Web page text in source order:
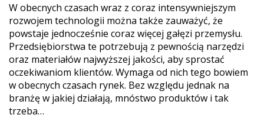
W obecnych czasach wraz z coraz intensywniejszym
rozwojem technologii można także zauważyć, że
powstaje jednocześnie coraz więcej gałęzi przemysłu.
Przedsiębiorstwa te potrzebują z pewnością narzędzi
oraz materiałów najwyższej jakości, aby sprostać
oczekiwaniom klientów. Wymaga od nich tego bowiem
w obecnych czasach rynek. Bez względu jednak na
branżę w jakiej działają, mnóstwo produktów i tak
trzeba…